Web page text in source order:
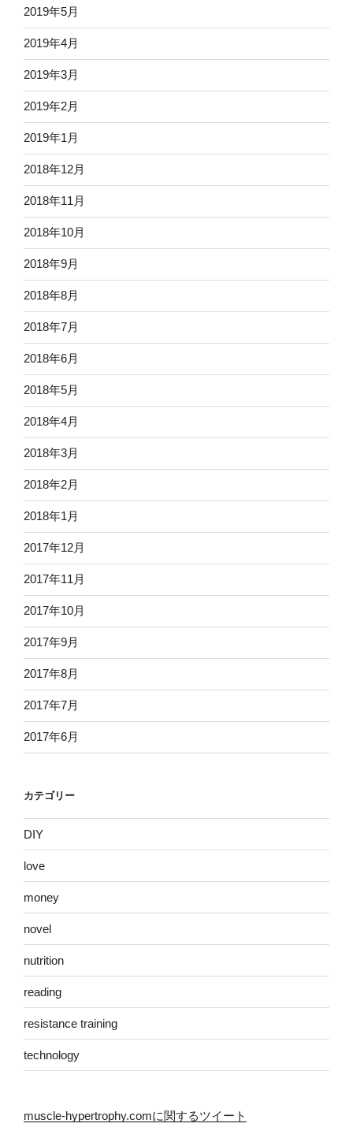
2019年5月
2019年4月
2019年3月
2019年2月
2019年1月
2018年12月
2018年11月
2018年10月
2018年9月
2018年8月
2018年7月
2018年6月
2018年5月
2018年4月
2018年3月
2018年2月
2018年1月
2017年12月
2017年11月
2017年10月
2017年9月
2017年8月
2017年7月
2017年6月
カテゴリー
DIY
love
money
novel
nutrition
reading
resistance training
technology
muscle-hypertrophy.comに関するツイート